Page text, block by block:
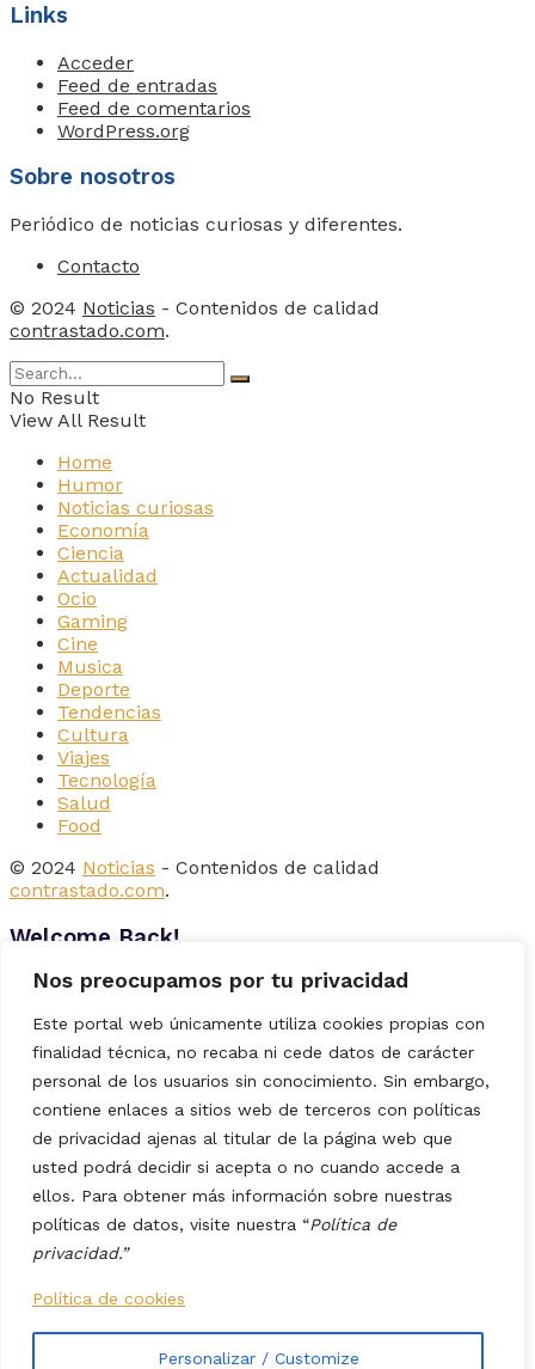
Nos preocupamos por tu privacidad
Este portal web únicamente utiliza cookies propias con
finalidad técnica, no recaba ni cede datos de carácter
personal de los usuarios sin conocimiento. Sin embargo,
contiene enlaces a sitios web de terceros con políticas
de privacidad ajenas al titular de la página web que
usted podrá decidir si acepta o no cuando accede a
ellos. Para obtener más información sobre nuestras
políticas de datos, visite nuestra “Política de
privacidad.”
Política de cookies
Personalizar / Customize
Links
Acceder
Feed de entradas
Feed de comentarios
WordPress.org
Sobre nosotros
Periódico de noticias curiosas y diferentes.
Contacto
© 2024 Noticias - Contenidos de calidad
contrastado.com.
No Result
View All Result
Home
Humor
Noticias curiosas
Economía
Ciencia
Actualidad
Ocio
Gaming
Cine
Musica
Deporte
Tendencias
Cultura
Viajes
Tecnología
Salud
Food
© 2024 Noticias - Contenidos de calidad
contrastado.com.
Welcome Back!
Login to your account below
Remember Me
Forgotten Password?
Retrieve your password
Please enter your username or email address to reset